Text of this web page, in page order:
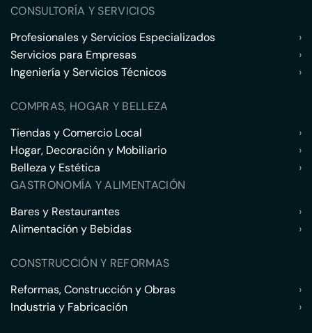
CONSULTORÍA Y SERVICIOS
Profesionales y Servicios Especializados
›
Servicios para Empresas
›
Ingeniería y Servicios Técnicos
›
COMPRAS, HOGAR Y BELLEZA
Tiendas y Comercio Local
›
Hogar, Decoración y Mobiliario
›
Belleza y Estética
›
GASTRONOMÍA Y ALIMENTACIÓN
Bares y Restaurantes
›
Alimentación y Bebidas
›
CONSTRUCCIÓN Y REFORMAS
Reformas, Construcción y Obras
›
Industria y Fabricación
›